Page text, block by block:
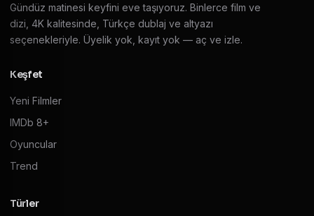
Gündüz matinesi keyfini eve taşıyoruz. Binlerce film ve
dizi, 4K kalitesinde, Türkçe dublaj ve altyazı
seçenekleriyle. Üyelik yok, kayıt yok — aç ve izle.
Keşfet
Yeni Filmler
IMDb 8+
Oyuncular
Trend
Türler